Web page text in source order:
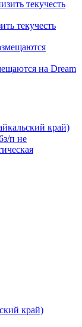
текучесть
на Dream
край)
з/п не
край)